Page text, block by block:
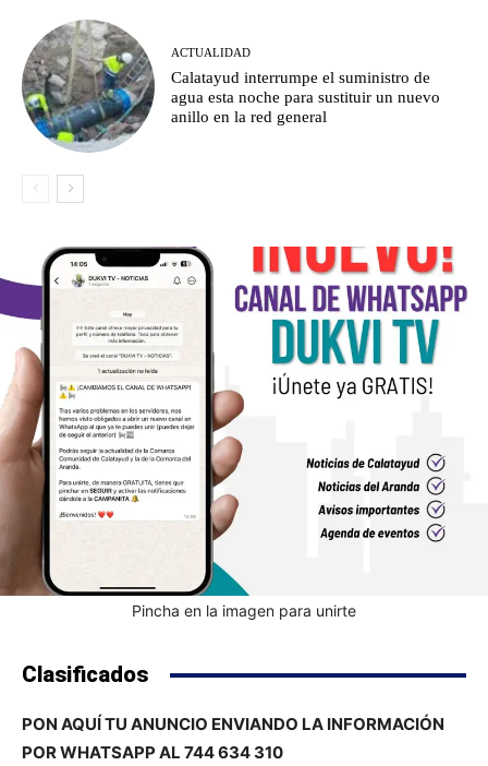
ACTUALIDAD
Calatayud interrumpe el suministro de
agua esta noche para sustituir un nuevo
anillo en la red general
Pincha en la imagen para unirte
Clasificados
PON AQUÍ TU ANUNCIO ENVIANDO LA INFORMACIÓN
POR WHATSAPP AL 744 634 310